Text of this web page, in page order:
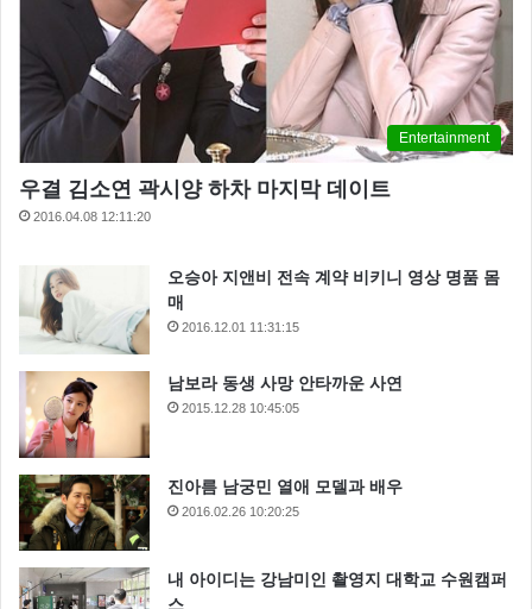
Entertainment
우결 김소연 곽시양 하차 마지막 데이트
2016.04.08 12:11:20
오승아 지앤비 전속 계약 비키니 영상 명품 몸
매
2016.12.01 11:31:15
남보라 동생 사망 안타까운 사연
2015.12.28 10:45:05
진아름 남궁민 열애 모델과 배우
2016.02.26 10:20:25
내 아이디는 강남미인 촬영지 대학교 수원캠퍼
스